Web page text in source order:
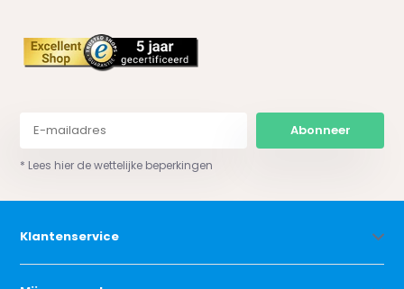
Abonneer
* Lees hier de wettelijke beperkingen
Klantenservice